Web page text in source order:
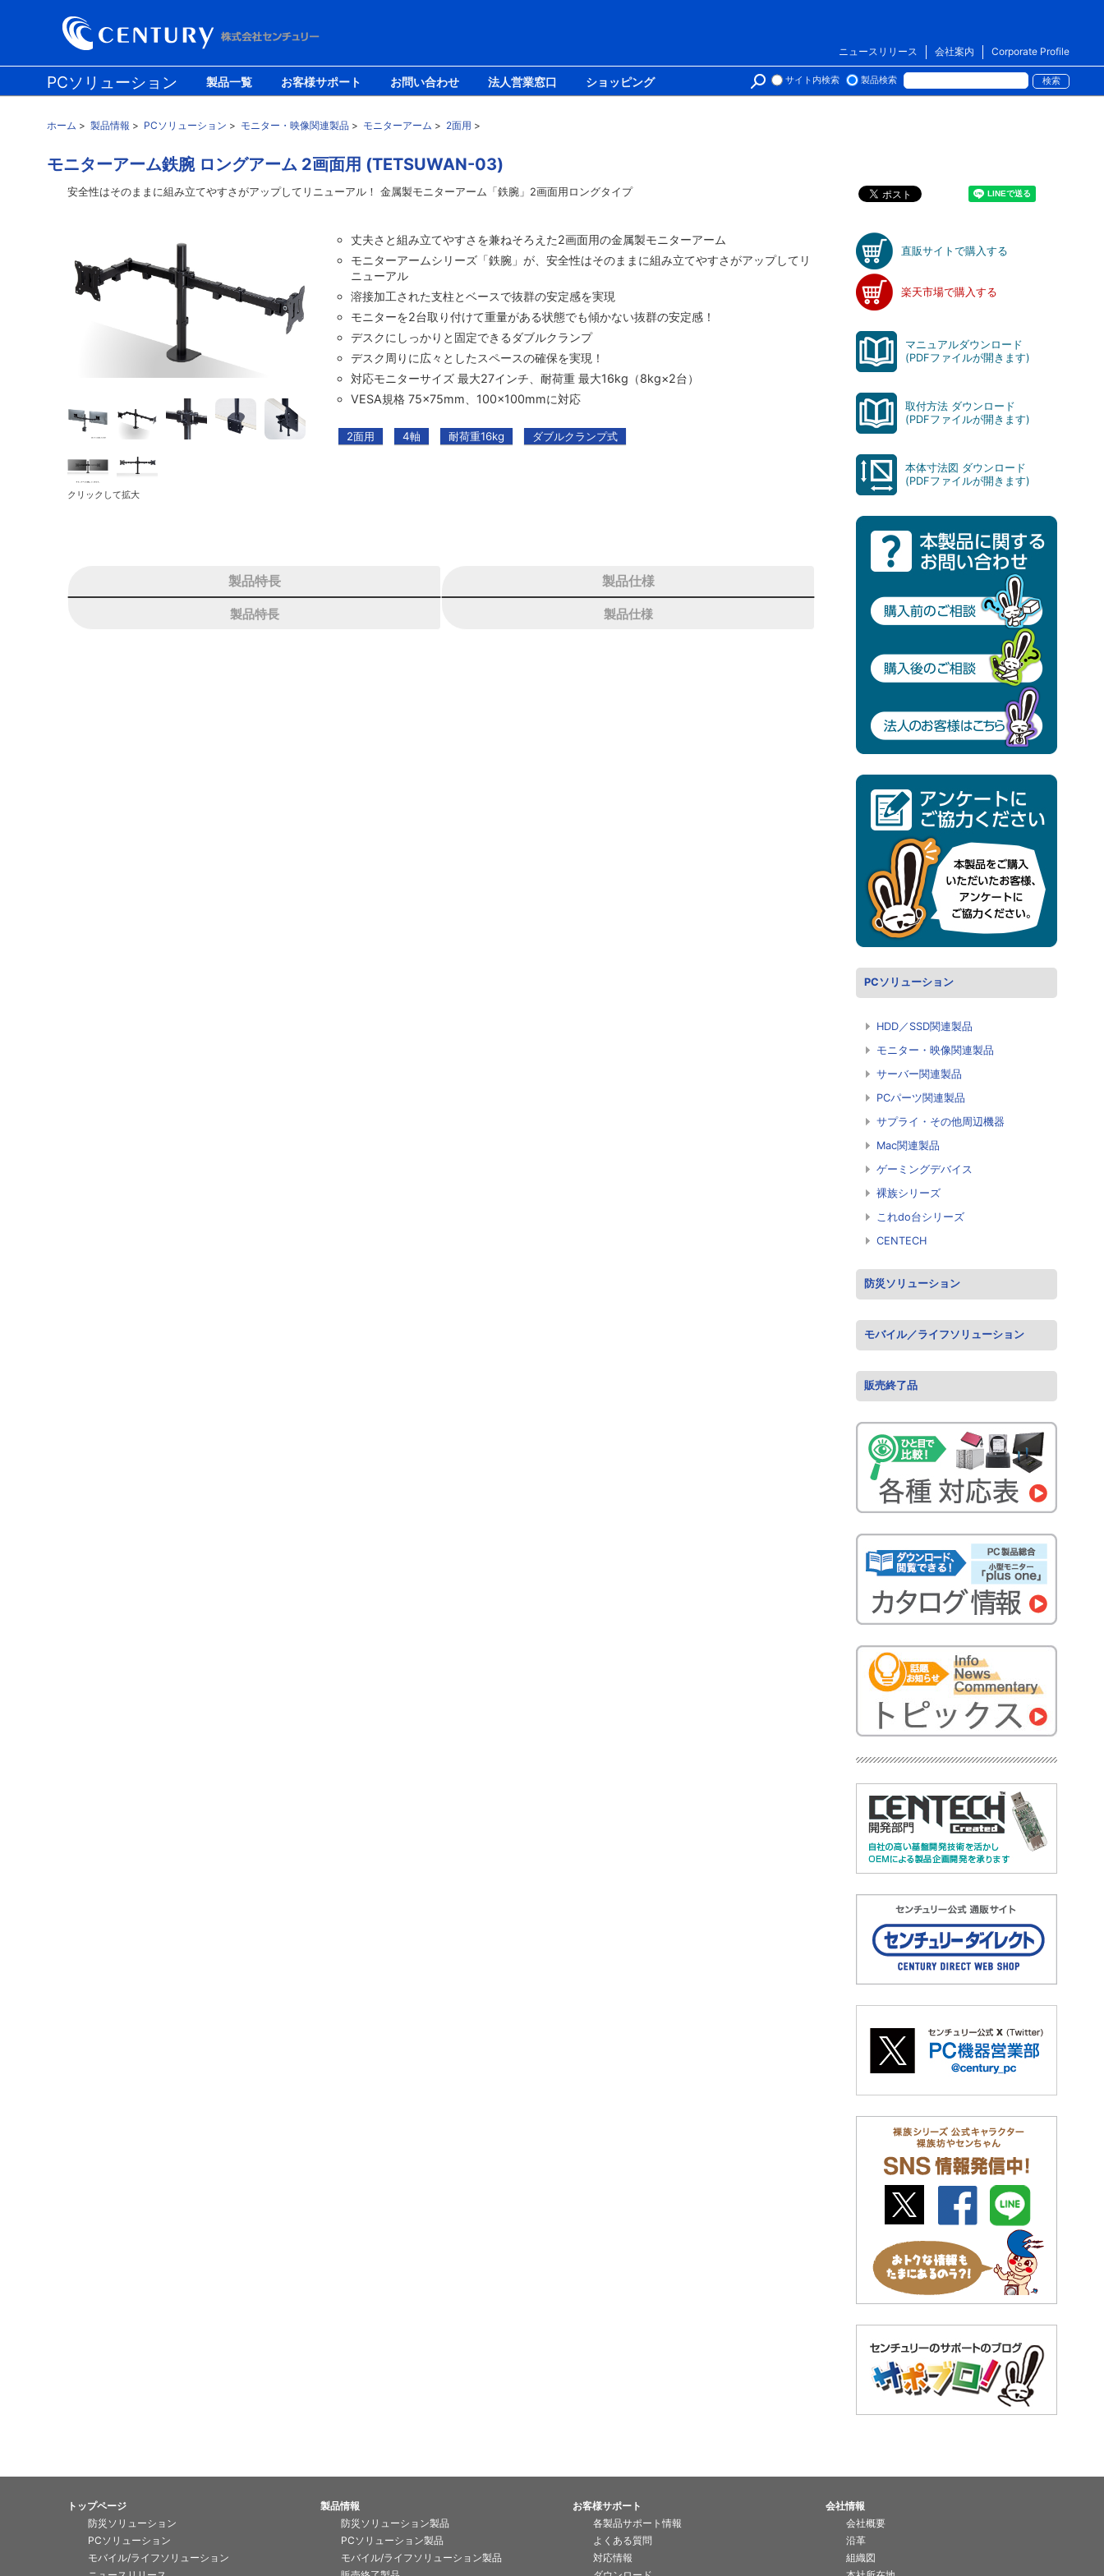
Corporate Profile
会社案内
ニュースリリース
PCソリューション 製品一覧 お客様サポート お問い合わせ 法人営業窓口 ショッピング サイト内検索 製品検索
ホーム > 製品情報 > PCソリューション > モニター・映像関連製品 > モニターアーム > 2面用 >
モニターアーム鉄腕 ロングアーム 2画面用 (TETSUWAN-03)
安全性はそのままに組み立てやすさがアップしてリニューアル！ 金属製モニターアーム「鉄腕」2画面用ロングタイプ
クリックして拡大
丈夫さと組み立てやすさを兼ねそろえた2画面用の金属製モニターアーム
モニターアームシリーズ「鉄腕」が、安全性はそのままに組み立てやすさがアップしてリ
ニューアル
溶接加工された支柱とベースで抜群の安定感を実現
モニターを2台取り付けて重量がある状態でも傾かない抜群の安定感！
デスクにしっかりと固定できるダブルクランプ
デスク周りに広々としたスペースの確保を実現！
対応モニターサイズ 最大27インチ、耐荷重 最大16kg（8kg×2台）
VESA規格 75×75mm、100×100mmに対応
2面用 4軸 耐荷重16kg ダブルクランプ式
直販サイトで購入する
楽天市場で購入する
マニュアルダウンロード
(PDFファイルが開きます)
取付方法 ダウンロード
(PDFファイルが開きます)
本体寸法図 ダウンロード
(PDFファイルが開きます)
製品特長 製品仕様
製品特長 製品仕様
PCソリューション
HDD／SSD関連製品
モニター・映像関連製品
サーバー関連製品
PCパーツ関連製品
サプライ・その他周辺機器
Mac関連製品
ゲーミングデバイス
裸族シリーズ
これdo台シリーズ
CENTECH
防災ソリューション
モバイル／ライフソリューション
販売終了品
トップページ
防災ソリューション
PCソリューション
モバイル/ライフソリューション
製品情報
防災ソリューション製品
PCソリューション製品
モバイル/ライフソリューション製品
お客様サポート
各製品サポート情報
よくある質問
対応情報
会社情報
会社概要
沿革
組織図